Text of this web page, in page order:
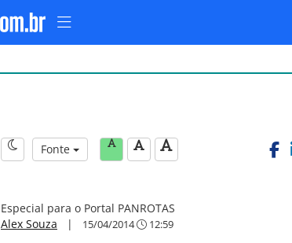
Fonte
Especial para o Portal PANROTAS
Alex Souza | 15/04/2014 12:59